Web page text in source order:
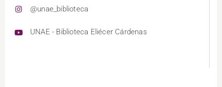
@unae_biblioteca
UNAE - Biblioteca Eliécer Cárdenas